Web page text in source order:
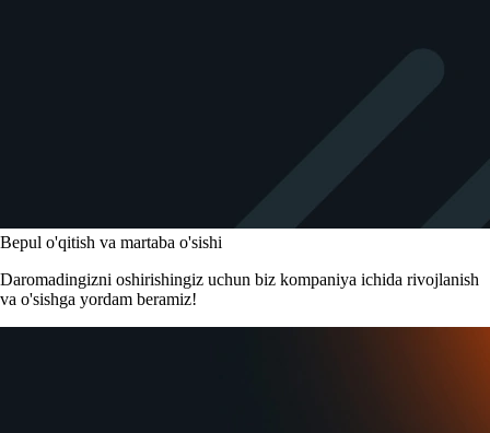
Bepul o'qitish va martaba o'sishi
Daromadingizni oshirishingiz uchun biz kompaniya ichida rivojlanish
va o'sishga yordam beramiz!